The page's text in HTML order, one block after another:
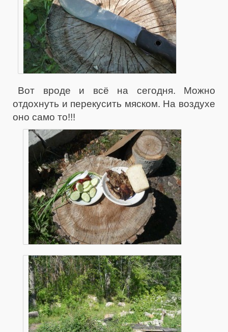
Вот вроде и всё на сегодня. Можно
отдохнуть и перекусить мяском. На воздухе
оно само то!!!